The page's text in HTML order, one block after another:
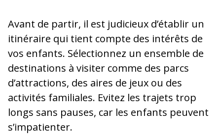
Avant de partir, il est judicieux d’établir un
itinéraire qui tient compte des intérêts de
vos enfants. Sélectionnez un ensemble de
destinations à visiter comme des parcs
d’attractions, des aires de jeux ou des
activités familiales. Evitez les trajets trop
longs sans pauses, car les enfants peuvent
s’impatienter.